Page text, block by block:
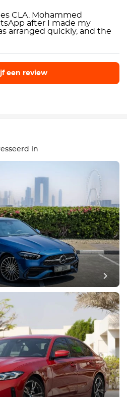
CLA. Mohammed
after I made my
arranged quickly, and the
een review
in